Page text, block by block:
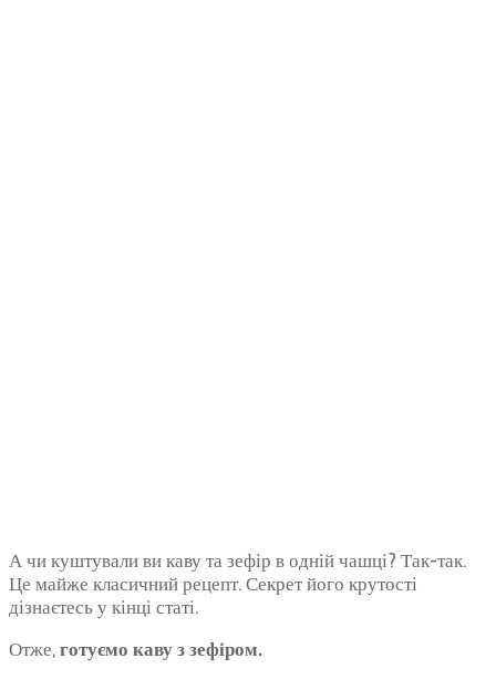
А чи куштували ви каву та зефір в одній чашці? Так-так.
Це майже класичний рецепт. Секрет його крутості
дізнаєтесь у кінці статі.
Отже, готуємо каву з зефіром.